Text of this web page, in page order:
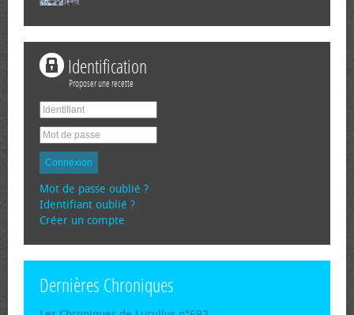
Identification
Proposer une recette
Connexion
Mot de passe oublié ?
Identifiant oublié ?
Créer un compte
Dernières Chroniques